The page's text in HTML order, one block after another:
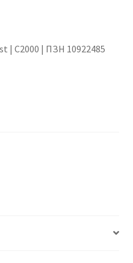
| С2000 | ПЗН 10922485